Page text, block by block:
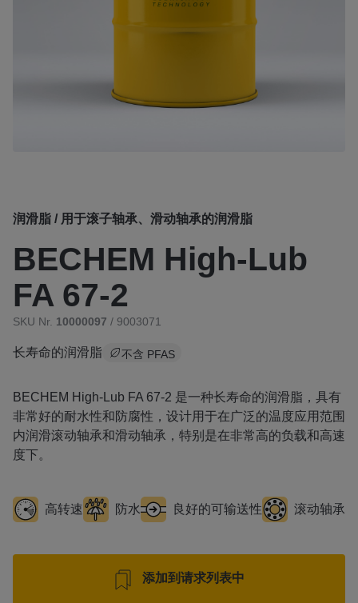
润滑脂 / 用于滚子轴承、滑动轴承的润滑脂
BECHEM High-Lub
FA 67-2
SKU Nr. 10000097 / 9003071
长寿命的润滑脂 不含 PFAS
BECHEM High-Lub FA 67-2 是一种长寿命的润滑脂，具有
非常好的耐水性和防腐性，设计用于在广泛的温度应用范围
内润滑滚动轴承和滑动轴承，特别是在非常高的负载和高速
度下。
高转速 防水 良好的可输送性 滚动轴承
添加到请求列表中